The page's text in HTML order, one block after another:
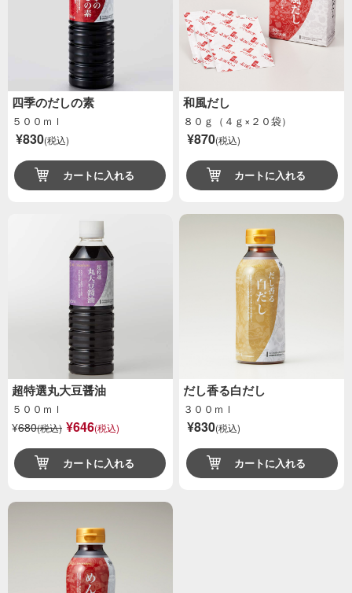
四季のだしの素
５００ｍｌ
¥830(税込)
カートに入れる
和風だし
８０ｇ（４ｇ×２０袋）
¥870(税込)
カートに入れる
超特選丸大豆醤油
５００ｍｌ
¥680(税込) ¥646(税込)
カートに入れる
だし香る白だし
３００ｍｌ
¥830(税込)
カートに入れる